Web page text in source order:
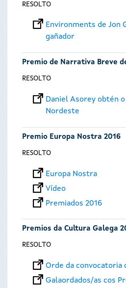
RESOLTO
Environments de Jon
gañador
Premio de Narrativa Breve
RESOLTO
Daniel Asorey obtén
Nordeste
Premio Europa Nostra 2016
RESOLTO
Europa Nostra
Vídeo
Premiados 2016
Premios da Cultura Galega
RESOLTO
Orde da convocatoria
Galaordados/as cos